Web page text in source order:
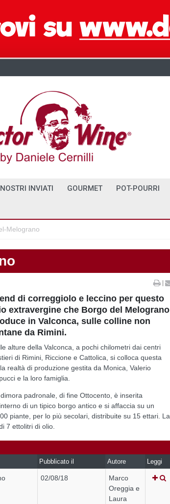
INVIATI GOURMET POT-POURRI
Melograno
|
di correggiolo e leccino per questo
extravergine che Borgo del Melograno
in Valconca, sulle colline non
da Rimini.
alture della Valconca, a pochi chilometri dai centri
di Rimini, Riccione e Cattolica, si colloca questa
realtà di produzione gestita da Monica, Valerio
e la loro famiglia.
padronale, di fine Ottocento, è inserita
di un tipico borgo antico e si affaccia su un
piante, per lo più secolari, distribuite su 15 ettari. La
7 ettolitri di olio.
Pubblicato il Autore Leggi
02/08/18
Marco
Oreggia e
Laura